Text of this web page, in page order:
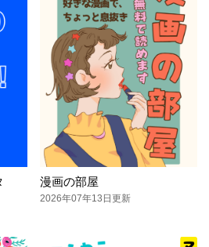
漫画の部屋
2026年07年13日更新